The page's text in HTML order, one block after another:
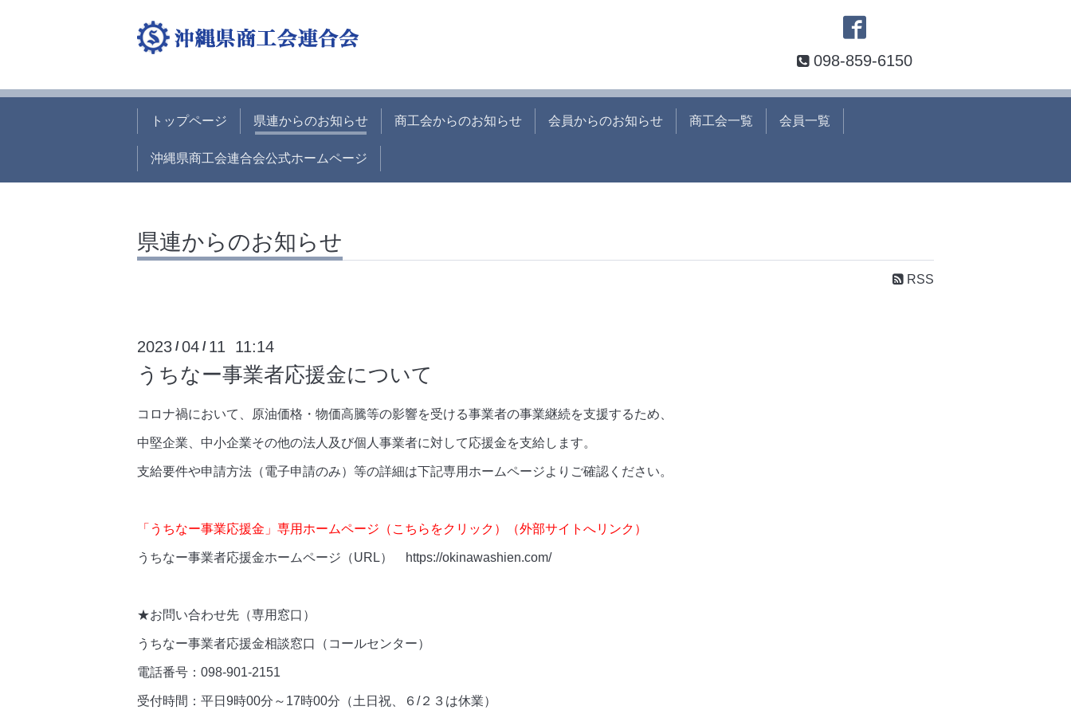
098-859-6150
トップページ 県連からのお知らせ 商工会からのお知らせ 会員からのお知らせ 商工会一覧 会員一覧
沖縄県商工会連合会公式ホームページ
県連からのお知らせ
RSS
2023 /04 / 11 11:14
うちなー事業者応援金について
コロナ禍において、原油価格・物価高騰等の影響を受ける事業者の事業継続を支援するため、
中堅企業、中小企業その他の法人及び個人事業者に対して応援金を支給します。
支給要件や申請方法（電子申請のみ）等の詳細は下記専用ホームページよりご確認ください。
「うちなー事業応援金」専用ホームページ（こちらをクリック）（外部サイトへリンク）
うちなー事業者応援金ホームページ（URL） https://okinawashien.com/
★お問い合わせ先（専用窓口）
うちなー事業者応援金相談窓口（コールセンター）
電話番号：098-901-2151
受付時間：平日9時00分～17時00分（土日祝、６/２３は休業）